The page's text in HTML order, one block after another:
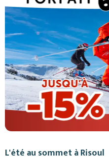
L'été au sommet à Risoul